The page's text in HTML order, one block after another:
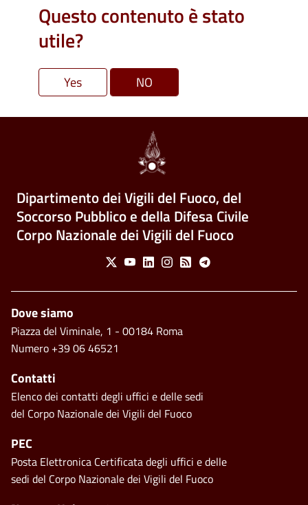
Questo contenuto è stato
utile?
Dipartimento dei Vigili del Fuoco, del
Soccorso Pubblico e della Difesa Civile
Corpo Nazionale dei Vigili del Fuoco
Social Menu
X YoutubeLinkedinInstagram
Feed Telegram
Footer
Dove siamo
Piazza del Viminale, 1 - 00184 Roma
Numero +39 06 46521
Contatti
Elenco dei contatti degli uffici e delle sedi
del Corpo Nazionale dei Vigili del Fuoco
PEC
Posta Elettronica Certificata degli uffici e delle
sedi del Corpo Nazionale dei Vigili del Fuoco